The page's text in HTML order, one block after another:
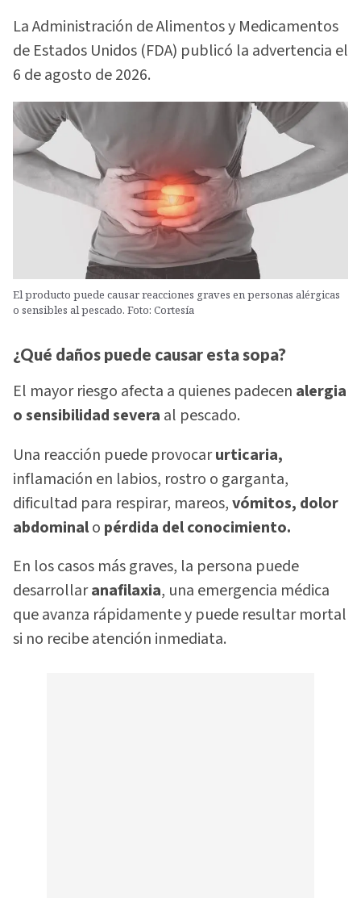
La Administración de Alimentos y Medicamentos
de Estados Unidos (FDA) publicó la advertencia el
6 de agosto de 2026.
El producto puede causar reacciones graves en personas alérgicas
o sensibles al pescado. Foto: Cortesía
¿Qué daños puede causar esta sopa?
El mayor riesgo afecta a quienes padecen alergia
o sensibilidad severa al pescado.
Una reacción puede provocarurticaria,
inflamación en labios, rostro o garganta,
dificultad para respirar, mareos,vómitos, dolor
abdominalo pérdida del conocimiento.
En los casos más graves, la persona puede
desarrollaranafilaxia, una emergencia médica
que avanza rápidamente y puede resultar mortal
si no recibe atención inmediata.